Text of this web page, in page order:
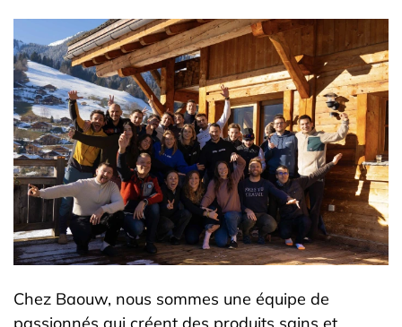
Chez Baouw, nous sommes une équipe de
passionnés qui créent des produits sains et